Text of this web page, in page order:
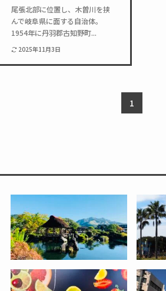
尾張北部に位置し、木曽川を挟
んで岐阜県に面する自治体。
1954年に丹羽郡古知野町...
2025年11月3日
1